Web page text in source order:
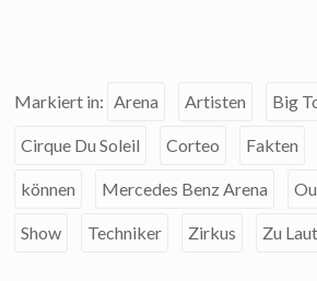
Markiert in: Arena Artisten Big
Cirque Du Soleil Corteo Fakten
können Mercedes Benz Arena
Show Techniker Zirkus Zu Laut